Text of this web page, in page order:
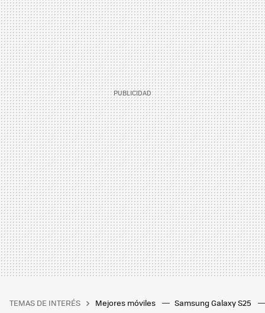
TEMAS DE INTERÉS Mejores móviles Samsung Galaxy S25